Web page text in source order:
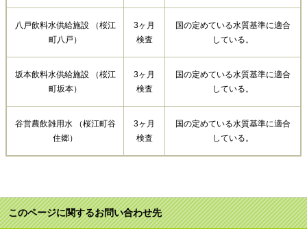
八戸飲料水供給施設 （桜江
町八戸）
3ヶ月
検査
国の定めている水質基準に適合
している。
坂本飲料水供給施設 （桜江
町坂本）
3ヶ月
検査
国の定めている水質基準に適合
している。
谷営農飲雑用水 （桜江町谷
住郷）
3ヶ月
検査
国の定めている水質基準に適合
している。
このページに関するお問い合わせ先